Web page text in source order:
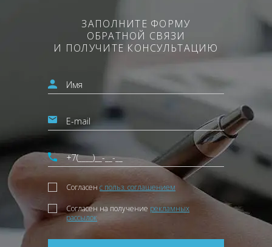
ЗАПОЛНИТЕ ФОРМУ
ОБРАТНОЙ СВЯЗИ
И ПОЛУЧИТЕ КОНСУЛЬТАЦИЮ
Согласен с польз. соглашением
Согласен на получение рекламных
рассылок